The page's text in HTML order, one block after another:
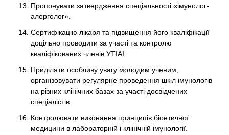
Пропонувати затвердження спеціальності «імунолог-
алерголог».
Сертифікацію лікаря та підвищення його кваліфікації
доцільно проводити за участі та контролю
кваліфікованих членів УТІАІ.
Приділяти особливу увагу молодим ученим,
організовувати регулярне проведення шкіл імунологів
на різних клінічних базах за участі досвідчених
спеціалістів.
Контролювати виконання принципів біоетичної
медицини в лабораторній і клінічній імунології.